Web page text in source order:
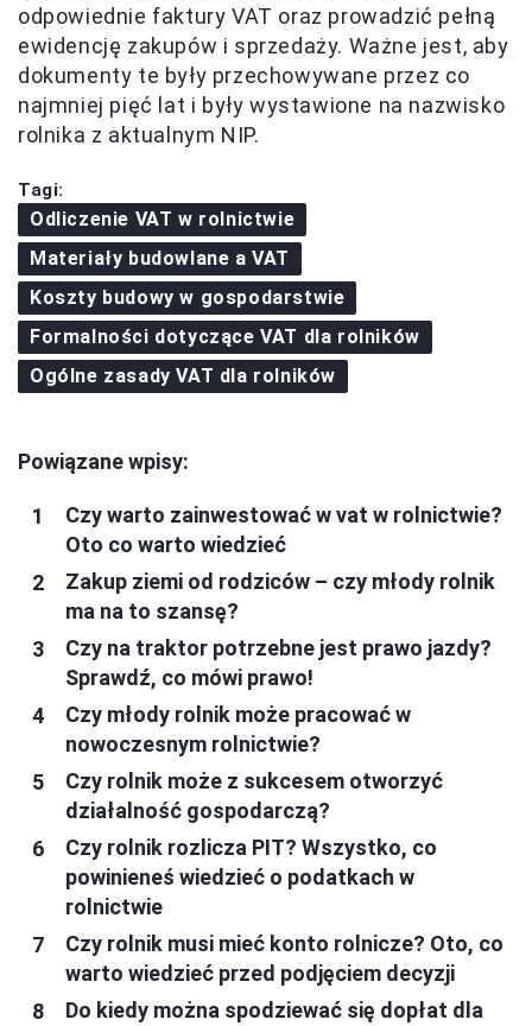
odpowiednie faktury VAT oraz prowadzić pełną
ewidencję zakupów i sprzedaży. Ważne jest, aby
dokumenty te były przechowywane przez co
najmniej pięć lat i były wystawione na nazwisko
rolnika z aktualnym NIP.
Tagi:
Odliczenie VAT w rolnictwie
Materiały budowlane a VAT
Koszty budowy w gospodarstwie
Formalności dotyczące VAT dla rolników
Ogólne zasady VAT dla rolników
Powiązane wpisy:
Czy warto zainwestować w vat w rolnictwie?
Oto co warto wiedzieć
Zakup ziemi od rodziców – czy młody rolnik
ma na to szansę?
Czy na traktor potrzebne jest prawo jazdy?
Sprawdź, co mówi prawo!
Czy młody rolnik może pracować w
nowoczesnym rolnictwie?
Czy rolnik może z sukcesem otworzyć
działalność gospodarczą?
Czy rolnik rozlicza PIT? Wszystko, co
powinieneś wiedzieć o podatkach w
rolnictwie
Czy rolnik musi mieć konto rolnicze? Oto, co
warto wiedzieć przed podjęciem decyzji
Do kiedy można spodziewać się dopłat dla